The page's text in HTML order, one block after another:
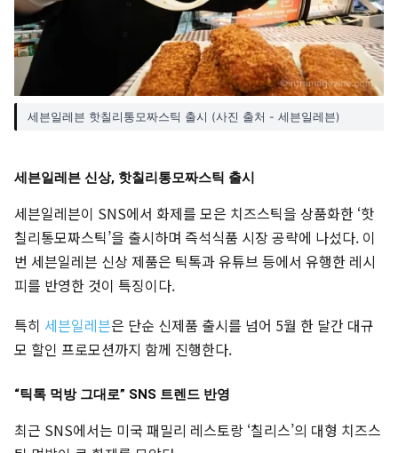
세븐일레븐 핫칠리통모짜스틱 출시 (사진 출처 - 세븐일레븐)
세븐일레븐 신상, 핫칠리통모짜스틱 출시
세븐일레븐이 SNS에서 화제를 모은 치즈스틱을 상품화한 ‘핫
칠리통모짜스틱’을 출시하며 즉석식품 시장 공략에 나섰다. 이
번 세븐일레븐 신상 제품은 틱톡과 유튜브 등에서 유행한 레시
피를 반영한 것이 특징이다.
특히 세븐일레븐은 단순 신제품 출시를 넘어 5월 한 달간 대규
모 할인 프로모션까지 함께 진행한다.
“틱톡 먹방 그대로” SNS 트렌드 반영
최근 SNS에서는 미국 패밀리 레스토랑 ‘칠리스’의 대형 치즈스